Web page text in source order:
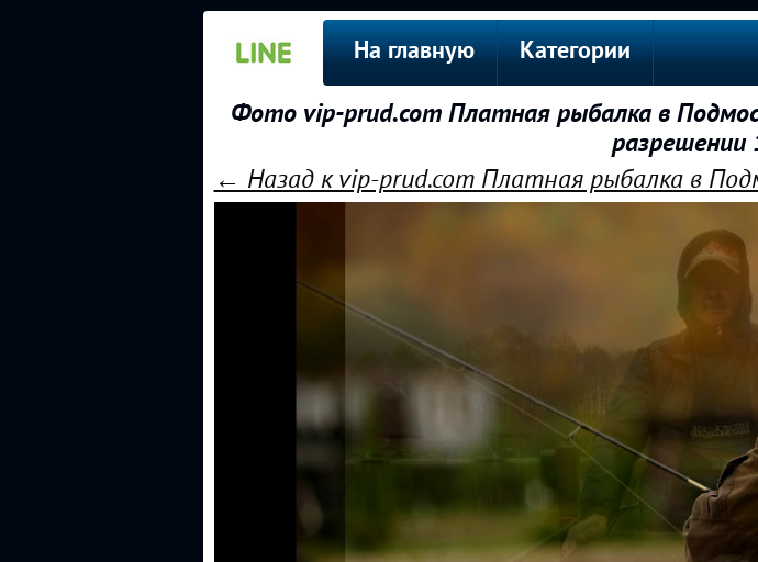
На главную Категории
Фото vip-prud.com Платная рыбалка в
разрешении
← Назад к vip-prud.com Платная рыбалка в